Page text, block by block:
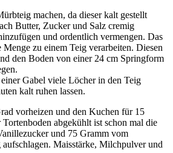
machen, da dieser kalt gestellt
Butter, Zucker und Salz cremig
und ordentlich vermengen. Das
zu einem Teig verarbeiten. Diesen
den Boden von einer 24 cm Springform
Gabel viele Löcher in den Teig
kalt ruhen lassen.
vorheizen und den Kuchen für 15
abgekühlt ist schon mal die
und 75 Gramm vom
aufschlagen. Maisstärke, Milchpulver und